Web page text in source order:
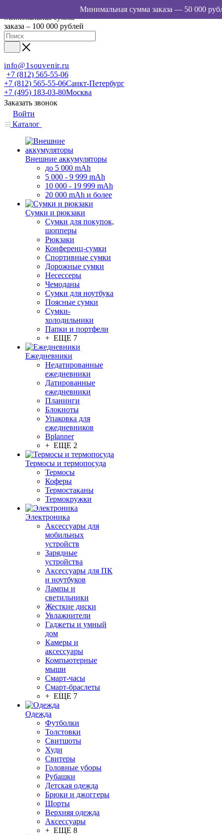
Минимальная сумма
заказа – 100 000 рублей
info@1souvenir.ru
+7 (812) 565-55-06
+7 (812) 565-55-06Санкт-Петербург
+7 (495) 183-03-80Москва
Заказать звонок
Войти
Каталог
Внешние аккумуляторы
до 5 000 mAh
5 000 - 9 999 mAh
10 000 - 19 999 mAh
20 000 mAh и более
Сумки и рюкзаки
Сумки для покупок,
шопперы
Рюкзаки
Конференц-сумки
Спортивные сумки
Дорожные сумки
Несессеры
Чемоданы
Сумки для ноутбука
Поясные сумки
Сумки-
холодильники
Папки и портфели
+ ЕЩЕ 7
Ежедневники
Недатированные
ежедневники
Датированные
ежедневники
Планинги
Блокноты
Упаковка для
ежедневников
Bplanner
+ ЕЩЕ 2
Термосы и термопосуда
Термосы
Коферы
Термостаканы
Термокружки
Электроника
Аксессуары для
мобильных
устройств
Зарядные
устройства
Аксессуары для ПК
и ноутбуков
Лампы и
светильники
Жесткие диски
Увлажнители
Гаджеты и умный
дом
Камеры и
аксессуары
Компьютерные
мыши
Смарт-часы
Смарт-браслеты
+ ЕЩЕ 7
Одежда
Футболки
Толстовки
Свитшоты
Худи
Свитеры
Головные уборы
Рубашки
Детская одежда
Брюки и джоггеры
Шорты
Верхняя одежда
Аксессуары
+ ЕЩЕ 8